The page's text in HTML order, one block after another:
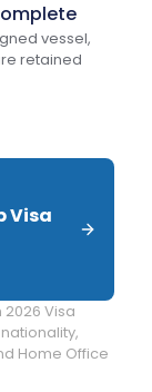
vessel,
retained
Visa
Home Office